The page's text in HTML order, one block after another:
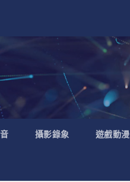
攝影錄象 遊戲動漫